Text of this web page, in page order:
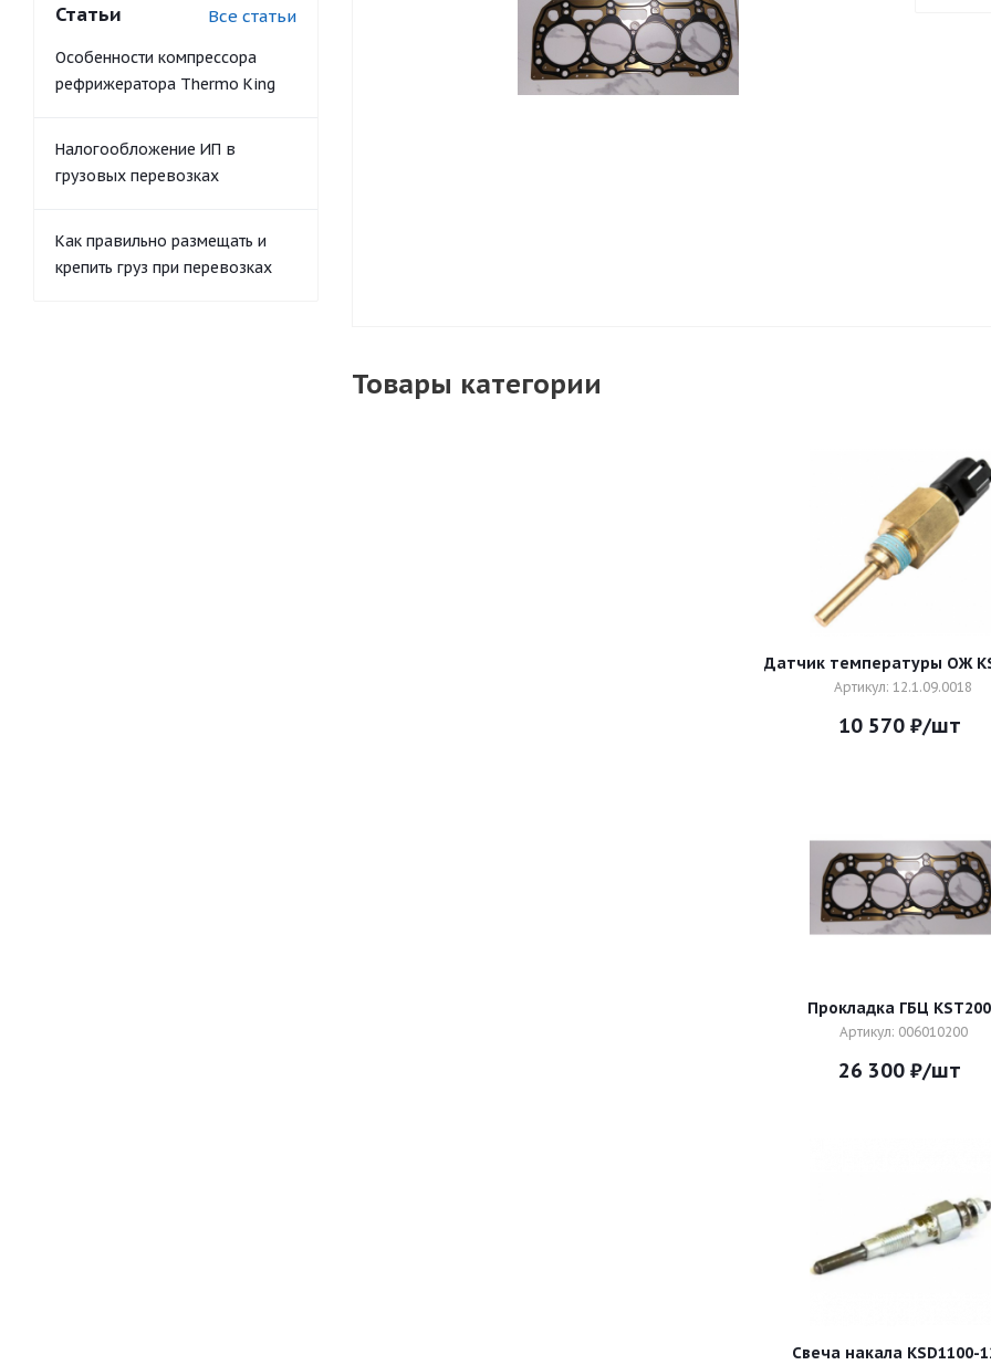
Товары категории
Датчик температуры ОЖ
Артикул: 12.1.09.0018
10 570₽/шт
Прокладка ГБЦ
Артикул: 006010200
26 300₽/шт
Свеча накала KSD1100-
Статьи Все статьи
Особенности компрессора
рефрижератора Thermo King
Налогообложение ИП в
грузовых перевозках
Как правильно размещать и
крепить груз при перевозках